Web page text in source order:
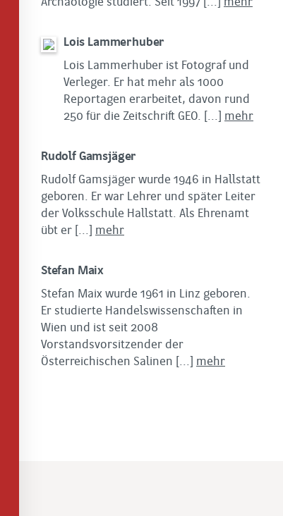
Lois Lammerhuber
Lois Lammerhuber ist Fotograf und
Verleger. Er hat mehr als 1000
Reportagen erarbeitet, davon rund
250 für die Zeitschrift GEO. [...] mehr
Rudolf Gamsjäger
Rudolf Gamsjäger wurde 1946 in Hallstatt
geboren. Er war Lehrer und später Leiter
der Volksschule Hallstatt. Als Ehrenamt
übt er [...] mehr
Stefan Maix
Stefan Maix wurde 1961 in Linz geboren.
Er studierte Handelswissenschaften in
Wien und ist seit 2008
Vorstandsvorsitzender der
Österreichischen Salinen [...] mehr